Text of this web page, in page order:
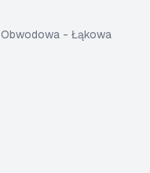
- Łąkowa